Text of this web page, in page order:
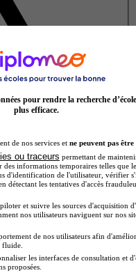
pour rendre la recherche
plus efficace.
de nos services et ne peuvent pas être
ou traceurs permettant de
informations temporaires telles que
d'identification de l'utilisateur, vérifier
détectant les tentatives d'accès
et suivre les sources d'acquisition
nos utilisateurs naviguent sur nos
de nos utilisateurs afin
fluide.
les interfaces de consultation et
proposées.